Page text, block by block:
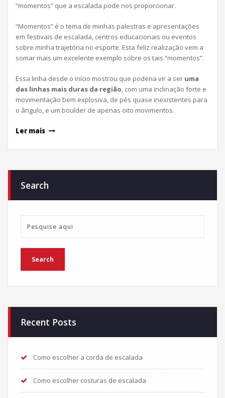
“momentos” que a escalada pode nos proporcionar.
“Momentos” é o tema de minhas palestras e apresentações
em festivais de escalada, centros educacionais ou eventos
sobre minha trajetória no esporte. Esta feliz realização vem a
somar mais um excelente exemplo sobre os tais “momentos”.
Essa linha desde o início mostrou que poderia vir a ser uma
das linhas mais duras da região, com uma inclinação forte e
movimentação bem explosiva, de pés quase inexistentes para
o ângulo, e um boulder de apenas oito movimentos.
Ler mais
Search
Recent Posts
Como escolher a corda de escalada
Como escolher costuras de escalada